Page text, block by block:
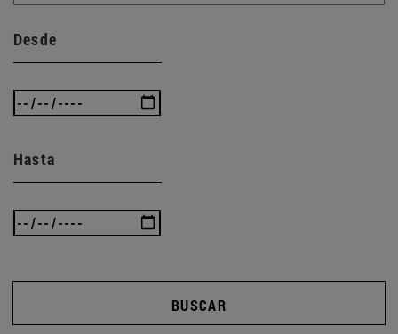
Desde
Hasta
BUSCAR